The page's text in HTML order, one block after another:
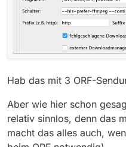
Hab das mit 3 ORF-
Aber wie hier schon
relativ sinnlos, denn das
macht das alles auch,